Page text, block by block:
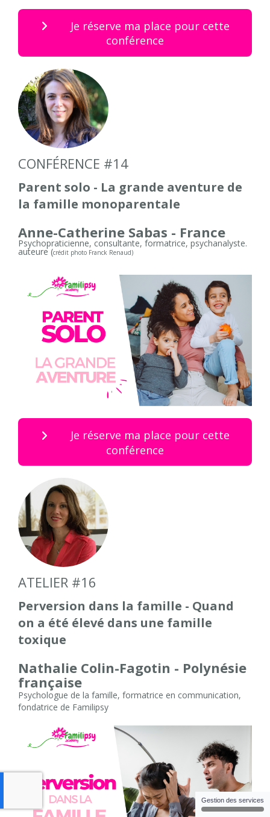
Je réserve ma place pour cette
conférence
CONFÉRENCE #14
Parent solo - La grande aventure de
la famille monoparentale
Anne-Catherine Sabas - France
Psychopraticienne, consultante, formatrice, psychanalyste.
auteure (crédit photo Franck Renaud)
Je réserve ma place pour cette
conférence
ATELIER #16
Perversion dans la famille - Quand
on a été élevé dans une famille
toxique
Nathalie Colin-Fagotin - Polynésie
française
Psychologue de la famille, formatrice en communication,
fondatrice de Familipsy
Gestion des services